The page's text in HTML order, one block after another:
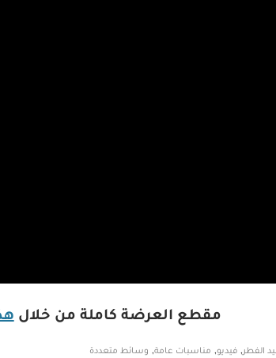
مقطع العرضة كاملة من خلال
الفطر, فيديو, مناسبات عامة, وسائط متعددة